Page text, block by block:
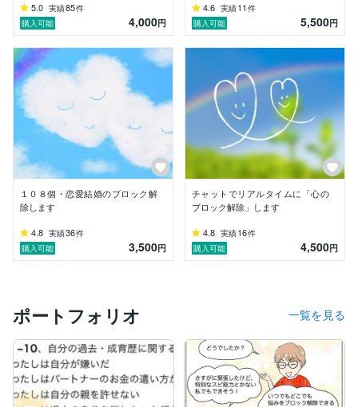
5.0 実績85件
購入可能
4,000円
4.6 実績11 件
購入可能
5,500円
１０８個・恋愛結婚のブロック解
除します
4.8 実績36件
購入可能
3,500円
チャットでリアルタイムに「心の
ブロック解除」します
4.8 実績16件
購入可能
4,500円
ポートフォリオ 一覧を見る